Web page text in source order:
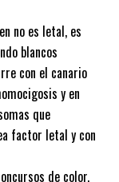
no es letal, es
blancos
con el canario
y en
que
factor letal y con
de color,